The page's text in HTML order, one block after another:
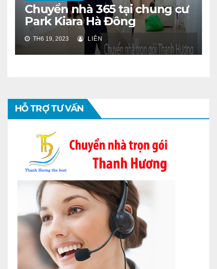
Chuyển nhà 365 tại chung cư
Park Kiara Hà Đông
TH6 19, 2023 LIÊN
HỖ TRỢ TƯ VẤN